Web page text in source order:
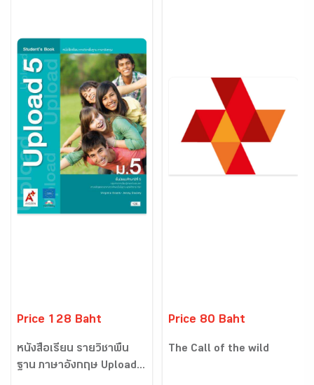
Price 128 Baht
หนังสือเรียน รายวิชาพื้น
ฐาน ภาษาอังกฤษ Upload...
Price 80 Baht
The Call of the wild